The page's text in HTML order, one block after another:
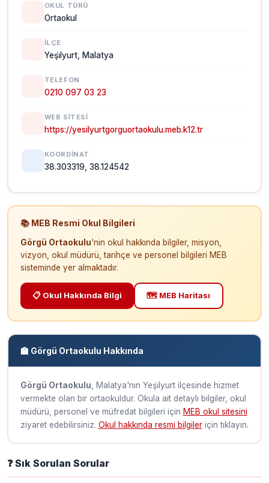
OKUL TÜRÜ
Ortaokul
İLÇE
Yeşi̇lyurt, Malatya
TELEFON
0210 097 03 23
WEB SITESI
https://yesilyurtgorguortaokulu.meb.k12.tr
KOORDINAT
38.303319, 38.124542
📚 MEB Resmi Okul Bilgileri
Görgü Ortaokulu'nin okul hakkında bilgiler, misyon,
vizyon, okul müdürü, tarihçe ve personel bilgileri MEB
sisteminde yer almaktadır.
📋 Okul Hakkında Bilgi 🗺️ MEB Haritası
🏫 Görgü Ortaokulu Hakkında
Görgü Ortaokulu , Malatya'nın Yeşi̇lyurt ilçesinde hizmet
vermekte olan bir ortaokuldur. Okula ait detaylı bilgiler, okul
müdürü, personel ve müfredat bilgileri için MEB okul sitesini
ziyaret edebilirsiniz. Okul hakkında resmi bilgileriçin tıklayın.
❓ Sık Sorulan Sorular